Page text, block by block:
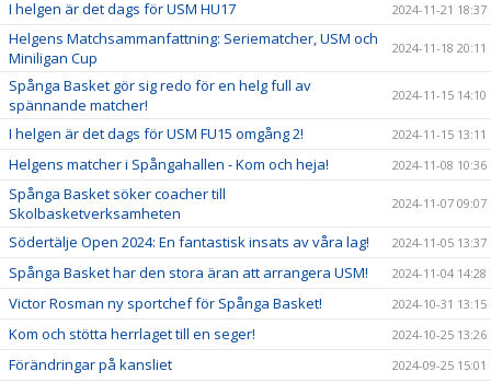
I helgen är det dags för USM HU17 2024-11-21 18:37
Helgens Matchsammanfattning: Seriematcher, USM och
Miniligan Cup
2024-11-18 20:11
Spånga Basket gör sig redo för en helg full av
spännande matcher!
2024-11-15 14:10
I helgen är det dags för USM FU15 omgång 2! 2024-11-15 13:11
Helgens matcher i Spångahallen - Kom och heja! 2024-11-08 10:36
Spånga Basket söker coacher till
Skolbasketverksamheten
2024-11-07 09:07
Södertälje Open 2024: En fantastisk insats av våra lag! 2024-11-05 13:37
Spånga Basket har den stora äran att arrangera USM! 2024-11-04 14:28
Victor Rosman ny sportchef för Spånga Basket! 2024-10-31 13:15
Kom och stötta herrlaget till en seger! 2024-10-25 13:26
Förändringar på kansliet 2024-09-25 15:01